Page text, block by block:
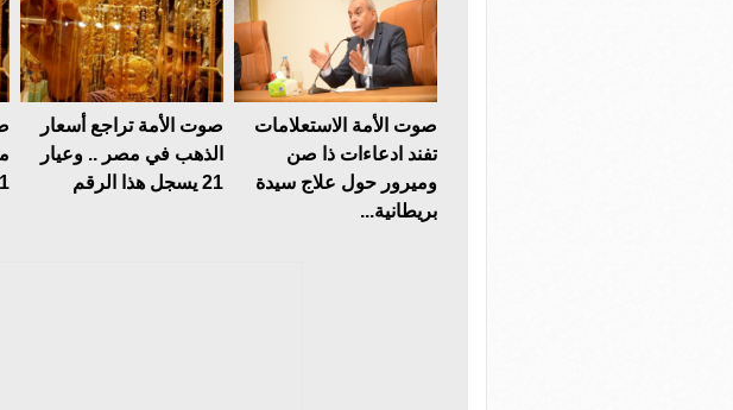
صوت الأمة الاستعلامات
تفند ادعاءات ذا صن
وميرور حول علاج سيدة
بريطانية...
صوت الأمة تراجع أسعار
الذهب في مصر .. وعيار
21 يسجل هذا الرقم
21